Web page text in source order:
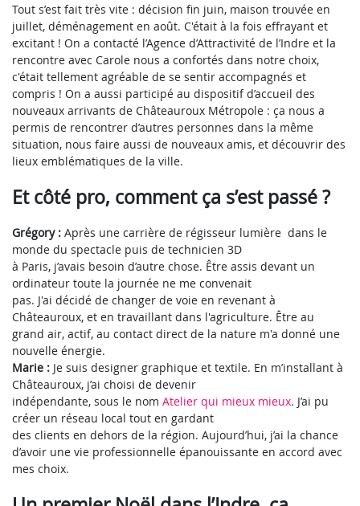
Tout s’est fait très vite : décision fin juin, maison trouvée en
juillet, déménagement en août. C'était à la fois effrayant et
excitant ! On a contacté l’Agence d’Attractivité de l’Indre et la
rencontre avec Carole nous a confortés dans notre choix,
c'était tellement agréable de se sentir accompagnés et
compris ! On a aussi participé au dispositif d’accueil des
nouveaux arrivants de Châteauroux Métropole : ça nous a
permis de rencontrer d’autres personnes dans la même
situation, nous faire aussi de nouveaux amis, et découvrir des
lieux emblématiques de la ville.
Et côté pro, comment ça s’est passé ?
Grégory : Après une carrière de régisseur lumière dans le
monde du spectacle puis de technicien 3D
à Paris, j’avais besoin d’autre chose. Être assis devant un
ordinateur toute la journée ne me convenait
pas. J'ai décidé de changer de voie en revenant à
Châteauroux, et en travaillant dans l'agriculture. Être au
grand air, actif, au contact direct de la nature m'a donné une
nouvelle énergie.
Marie : Je suis designer graphique et textile. En m’installant à
Châteauroux, j’ai choisi de devenir
indépendante, sous le nom Atelier qui mieux mieux. J’ai pu
créer un réseau local tout en gardant
des clients en dehors de la région. Aujourd’hui, j’ai la chance
d’avoir une vie professionnelle épanouissante en accord avec
mes choix.